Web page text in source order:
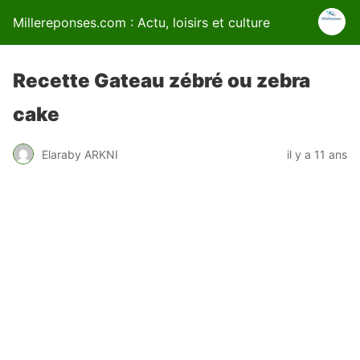
Millereponses.com : Actu, loisirs et culture
Recette Gateau zébré ou zebra
cake
Elaraby ARKNI il y a 11 ans